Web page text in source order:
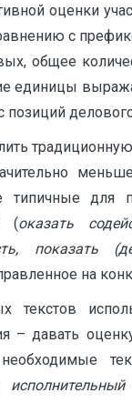
оценки
с
общее
единицы
позиций
типичные
(оказать
показать
на
– давать